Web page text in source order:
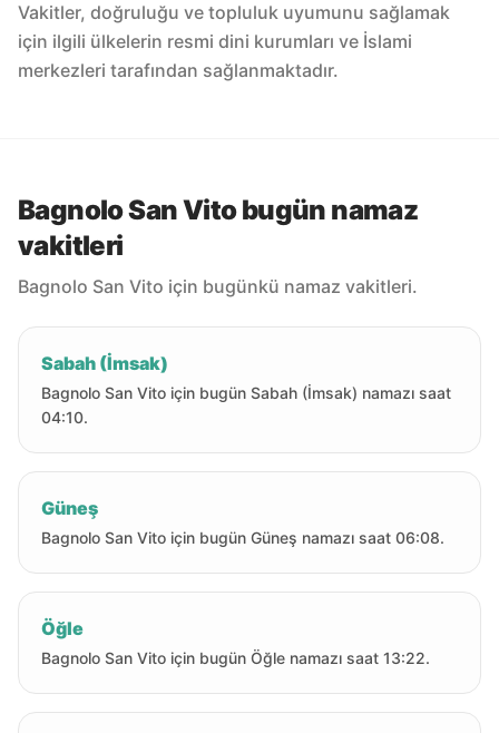
Vakitler, doğruluğu ve topluluk uyumunu sağlamak
için ilgili ülkelerin resmi dini kurumları ve İslami
merkezleri tarafından sağlanmaktadır.
Bagnolo San Vito bugün namaz
vakitleri
Bagnolo San Vito için bugünkü namaz vakitleri.
Sabah (İmsak)
Bagnolo San Vito için bugün Sabah (İmsak) namazı saat
04:10.
Güneş
Bagnolo San Vito için bugün Güneş namazı saat 06:08.
Öğle
Bagnolo San Vito için bugün Öğle namazı saat 13:22.